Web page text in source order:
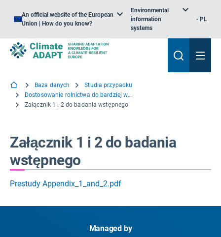
An official website of the European
Union | How do you know?
Environmental
information
systems
PL
Baza danych
Studia przypadku
Dostosowanie rolnictwa do bardziej wilgotnego i suchego klimatu: Projekt strumienia Tullstorp (Szwecja)
Załącznik 1 i 2 do badania wstępnego
Załącznik 1 i 2 do badania
wstępnego
Prestudy Appendix_1_and_2.pdf
Managed by